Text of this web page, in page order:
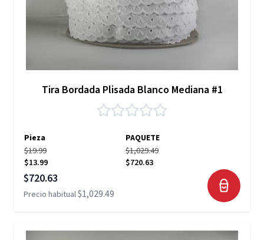
Tira Bordada Plisada Blanco Mediana #1
Pieza
PAQUETE
$19.99
$13.99
$1,029.49
$720.63
Precio especial
$720.63
Precio habitual$1,029.49